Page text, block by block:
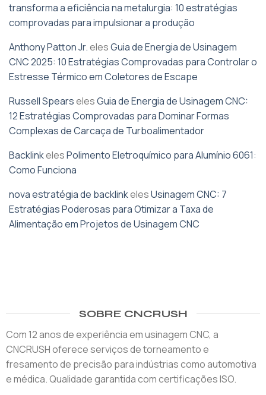
transforma a eficiência na metalurgia: 10 estratégias
comprovadas para impulsionar a produção
Anthony Patton Jr.elesGuia de Energia de Usinagem
CNC 2025: 10 Estratégias Comprovadas para Controlar o
Estresse Térmico em Coletores de Escape
Russell SpearselesGuia de Energia de Usinagem CNC:
12 Estratégias Comprovadas para Dominar Formas
Complexas de Carcaça de Turboalimentador
BacklinkelesPolimento Eletroquímico para Alumínio 6061:
Como Funciona
nova estratégia de backlinkelesUsinagem CNC: 7
Estratégias Poderosas para Otimizar a Taxa de
Alimentação em Projetos de Usinagem CNC
SOBRE CNCRUSH
Com 12 anos de experiência em usinagem CNC, a
CNCRUSH oferece serviços de torneamento e
fresamento de precisão para indústrias como automotiva
e médica. Qualidade garantida com certificações ISO.